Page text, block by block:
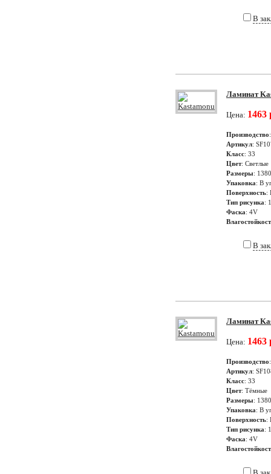
В
Ламинат
Цена: 1463
Производство
Артикул:
Класс: 33
Цвет: Светлые
Размеры:
Упаковка: В
Поверхность:
Тип рисунка:
Фаска: 4V
В
Ламинат
Цена: 1463
Производство
Артикул:
Класс: 33
Цвет: Тёмные
Размеры:
Упаковка: В
Поверхность:
Тип рисунка:
Фаска: 4V